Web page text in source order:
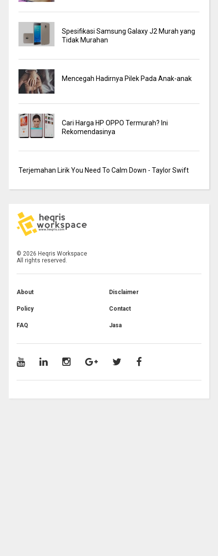
Spesifikasi Samsung Galaxy J2 Murah yang
Tidak Murahan
Mencegah Hadirnya Pilek Pada Anak-anak
Cari Harga HP OPPO Termurah? Ini
Rekomendasinya
Terjemahan Lirik You Need To Calm Down - Taylor Swift
© 2026 Heqris Workspace
All rights reserved.
About Disclaimer
Policy Contact
FAQ Jasa